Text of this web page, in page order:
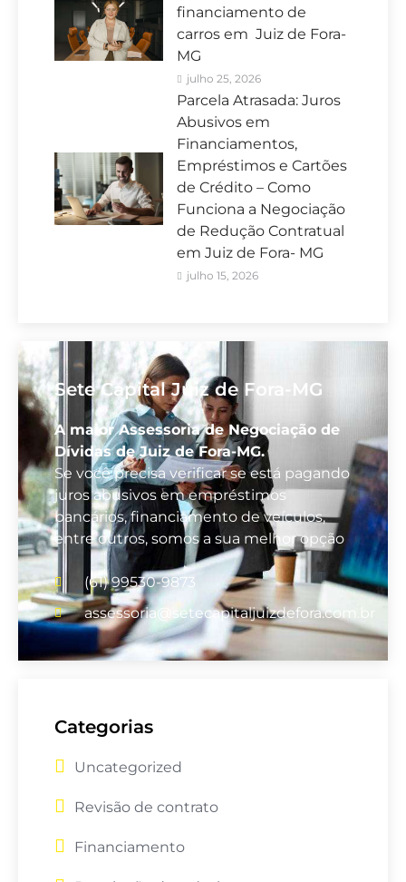
financiamento de
carros em Juiz de Fora-
MG
julho 25, 2026
Parcela Atrasada: Juros
Abusivos em
Financiamentos,
Empréstimos e Cartões
de Crédito – Como
Funciona a Negociação
de Redução Contratual
em Juiz de Fora- MG
julho 15, 2026
Sete Capital Juiz de Fora-MG
A maior Assessoria de Negociação de
Dívidas de Juiz de Fora-MG.
Se você precisa verificar se está pagando
juros abusivos em empréstimos
bancários, financiamento de veículos,
entre outros, somos a sua melhor opção
(61) 99530-9873
assessoria@setecapitaljuizdefora.com.br
Categorias
Uncategorized
Revisão de contrato
Financiamento